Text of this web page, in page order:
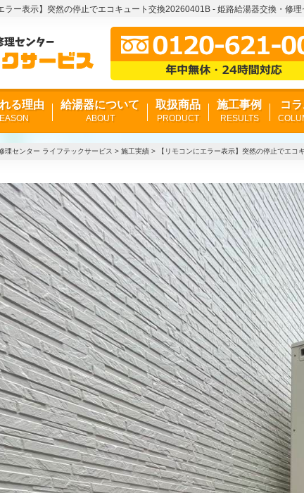
ラー表示】突然の停止でエコキュート交換20260401B - 姫路給湯器交換・修
る理由 給湯器について
ABOUT
取扱商品
PRODUCT
施工事例
RESULTS
コ
理センター ライフテックサービス > 施工実績 > 【リモコンにエラー表示】突然の停止でエコ